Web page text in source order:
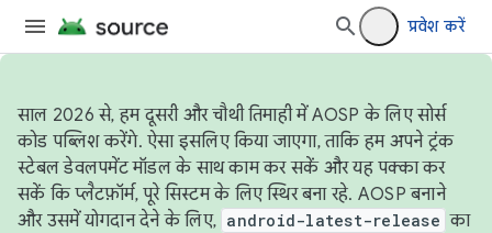
प्रवेश करें
साल 2026 से, हम दूसरी और चौथी तिमाही में AOSP के लिए सोर्स
कोड पब्लिश करेंगे. ऐसा इसलिए किया जाएगा, ताकि हम अपने ट्रंक
स्टेबल डेवलपमेंट मॉडल के साथ काम कर सकें और यह पक्का कर
सकें कि प्लैटफ़ॉर्म, पूरे सिस्टम के लिए स्थिर बना रहे. AOSP बनाने
और उसमें योगदान देने के लिए, android-latest-release का